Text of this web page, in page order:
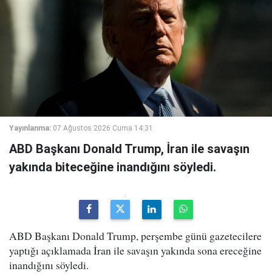
Yayınlanma: 07 Ağustos 2026 Cuma 14:31
ABD Başkanı Donald Trump, İran ile savaşın
yakında biteceğine inandığını söyledi.
ABD Başkanı Donald Trump, perşembe günü gazetecilere
yaptığı açıklamada İran ile savaşın yakında sona ereceğine
inandığını söyledi.